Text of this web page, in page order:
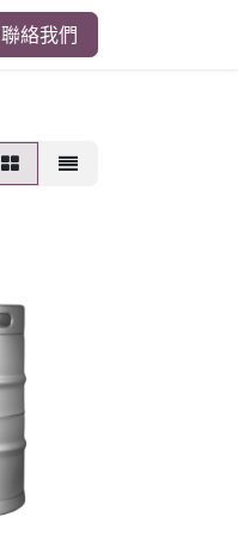
聯絡我們